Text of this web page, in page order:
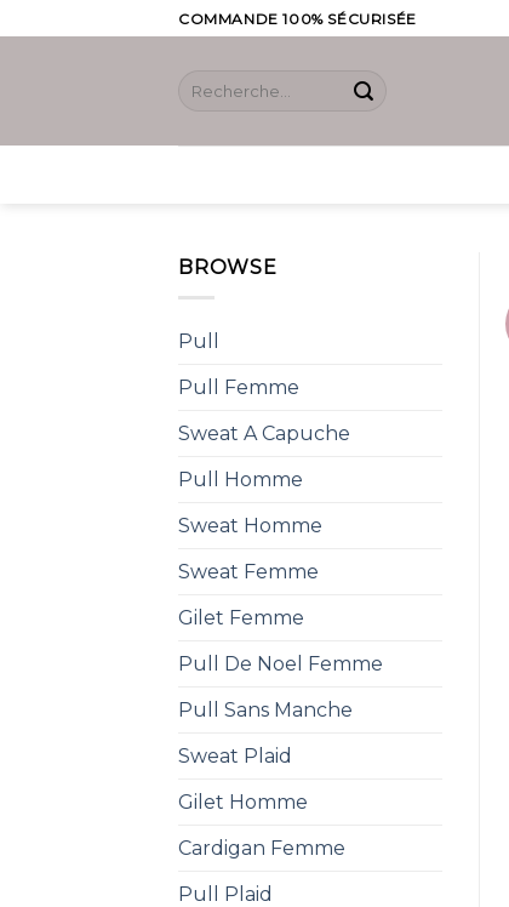
to
COMMANDE 100% SÉCURISÉE
Recherche
BROWSE
Pull
Pull Femme
Sweat A Capuche
Pull Homme
Sweat Homme
Sweat Femme
Gilet Femme
Pull De Noel Femme
Pull Sans Manche
Sweat Plaid
Gilet Homme
Cardigan Femme
Pull Plaid